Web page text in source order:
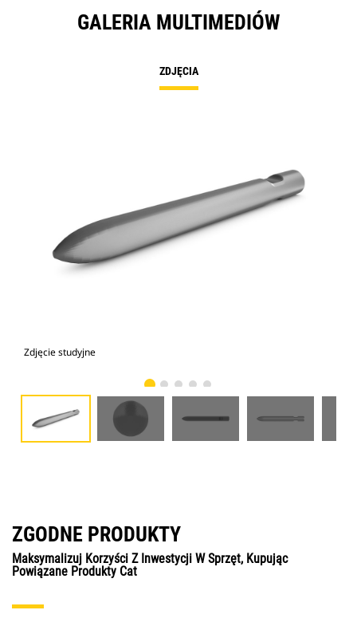
GALERIA MULTIMEDIÓW
ZDJĘCIA
Zdjęcie studyjne
ZGODNE PRODUKTY
Maksymalizuj Korzyści Z Inwestycji W Sprzęt, Kupując
Powiązane Produkty Cat